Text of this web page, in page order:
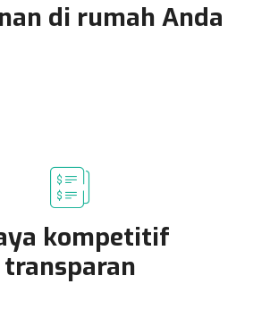
di rumah Anda
kompetitif
transparan